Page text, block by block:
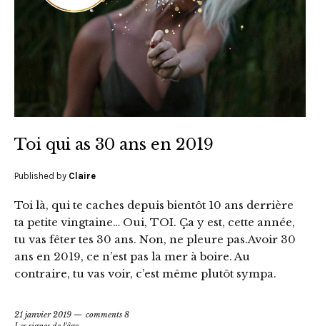
Toi qui as 30 ans en 2019
Published by Claire
Toi là, qui te caches depuis bientôt 10 ans derrière
ta petite vingtaine… Oui, TOI. Ça y est, cette année,
tu vas fêter tes 30 ans. Non, ne pleure pas.Avoir 30
ans en 2019, ce n’est pas la mer à boire. Au
contraire, tu vas voir, c’est même plutôt sympa.
21 janvier 2019
comments 8